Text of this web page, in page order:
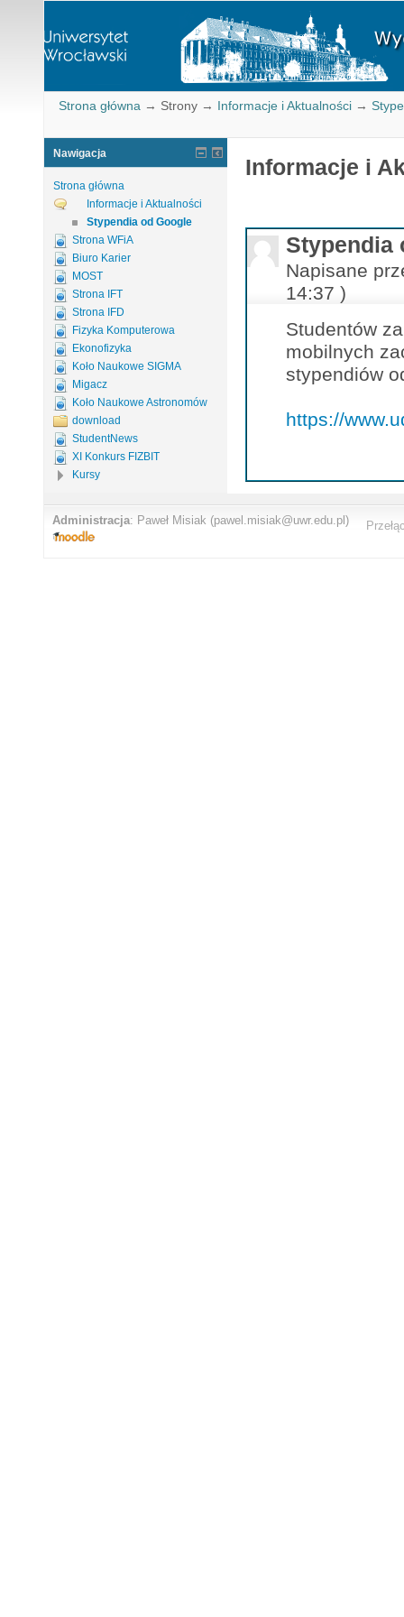
Strona główna → Strony → Informacje i Aktualności →
Informacje i
Stypendia
Napisane
14:37 )
Studentów
mobilnych
stypendiów
https://
Nawigacja
Strona główna
Informacje i Aktualności
Stypendia od Google
Strona WFiA
Biuro Karier
MOST
Strona IFT
Strona IFD
Fizyka Komputerowa
Ekonofizyka
Koło Naukowe SIGMA
Migacz
Koło Naukowe Astronomów
download
StudentNews
XI Konkurs FIZBIT
Kursy
Administracja: Paweł Misiak (pawel.misiak@uwr.edu.pl)